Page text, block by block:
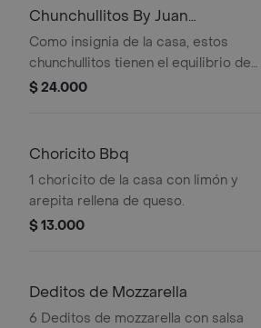
Chunchullitos By Juan
Chunchullo
Como insignia de la casa, estos
chunchullitos tienen el equilibrio de
crocancia perfecto, acompañados de
$ 24.000
Choricito Bbq
1 choricito de la casa con limón y
arepita rellena de queso.
$ 13.000
Deditos de Mozzarella
6 Deditos de mozzarella con salsa